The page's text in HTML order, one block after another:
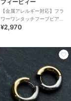
フィービィー
【金属アレルギー対応】フラ
ワーワンタッチフープピア
ス シルバー/サージカルステ
¥2,970